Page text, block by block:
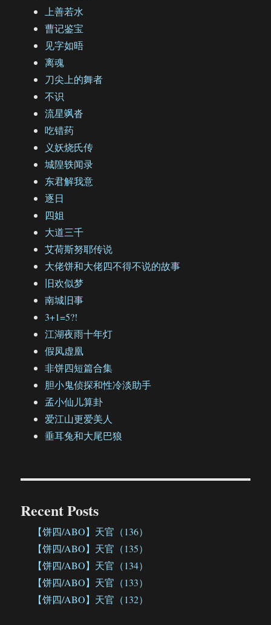
上善若水
曹记鉴宝
见字如晤
离魂
刀尖上的舞者
不识
流星飒沓
吃错药
义妖烧氏传
城隍轶闻录
东君解我意
逐日
四姐
大道三千
艾荷斯努耶传说
大佬饼和大佬四不得不说的故事
旧欢似梦
南城旧事
3+1=5?!
江湖夜雨十年灯
假凤虚凰
非饼四短篇合集
胆小鬼侦探和性冷淡助手
孟小仙儿算卦
爱江山更爱美人
垂耳兔和大尾巴狼
Recent Posts
【饼四/ABO】天官（136）
【饼四/ABO】天官（135）
【饼四/ABO】天官（134）
【饼四/ABO】天官（133）
【饼四/ABO】天官（132）